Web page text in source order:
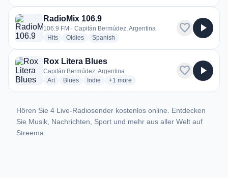
RadioMix 106.9
106.9 FM · Capitán Bermúdez, Argentina
Hitsradio stations
Oldiesradio stations
Spanish
favorite play_arrow
Rox Litera Blues
Capitán Bermúdez, Argentina
Artradio stations
Bluesradio stations
Indie radio stations
+1 more genres for Rox Litera Blues
more
favorite play_arrow
Hören Sie 4 Live-Radiosender kostenlos online. Entdecken
Sie Musik, Nachrichten, Sport und mehr aus aller Welt auf
Streema.